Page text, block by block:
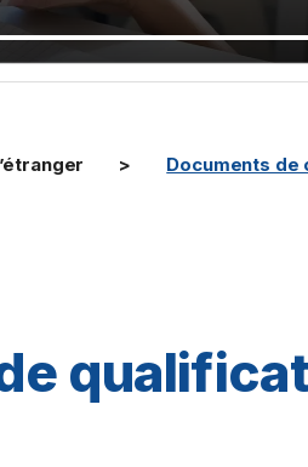
Documents de